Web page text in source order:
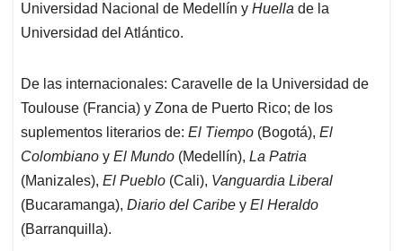
Universidad Nacional de Medellín y Huella de la
Universidad del Atlántico.
De las internacionales: Caravelle de la Universidad de
Toulouse (Francia) y Zona de Puerto Rico; de los
suplementos literarios de: El Tiempo (Bogotá), El
Colombiano y El Mundo (Medellín), La Patria
(Manizales), El Pueblo (Cali), Vanguardia Liberal
(Bucaramanga), Diario del Caribe y El Heraldo
(Barranquilla).